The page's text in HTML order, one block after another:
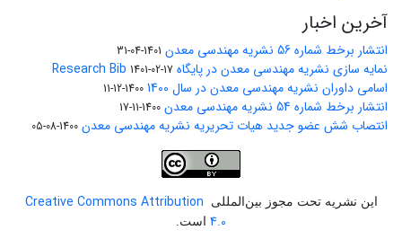
آخرین اخبار
انتشار برخط شماره 56 نشریه مهندسی معدن 1401-04-31
نمایه سازی نشریه مهندسی معدن در پایگاه Research Bib 1401-02-17
اسامی داوران نشریه مهندسی معدن در سال 1400 1400-12-11
انتشار برخط شماره 54 نشریه مهندسی معدن 1400-11-17
انتصاب شش عضو جدید هیات تحریریه نشریه مهندسی معدن 1400-08-05
این نشریه تحت مجوز بین‌المللی
Creative Commons Attribution
4.0 است.